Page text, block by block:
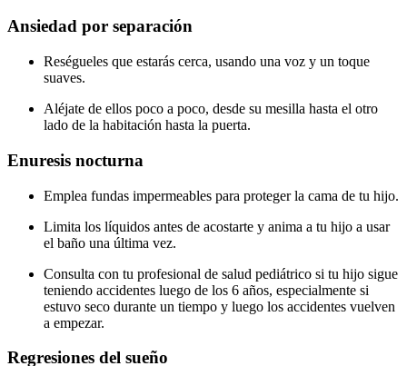
Ansiedad por separación
Reségueles que estarás cerca, usando una voz y un toque
suaves.
Aléjate de ellos poco a poco, desde su mesilla hasta el otro
lado de la habitación hasta la puerta.
Enuresis nocturna
Emplea fundas impermeables para proteger la cama de tu hijo.
Limita los líquidos antes de acostarte y anima a tu hijo a usar
el baño una última vez.
Consulta con tu profesional de salud pediátrico si tu hijo sigue
teniendo accidentes luego de los 6 años, especialmente si
estuvo seco durante un tiempo y luego los accidentes vuelven
a empezar.
Regresiones del sueño